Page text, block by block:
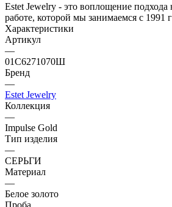
Estet Jewelry - это воплощение
работе, которой мы занимаемся с 1991
Характеристики
Артикул
—
01С6271070Ш
Бренд
—
Estet Jewelry
Коллекция
—
Impulse Gold
Тип изделия
—
СЕРЬГИ
Материал
—
Белое золото
Проба